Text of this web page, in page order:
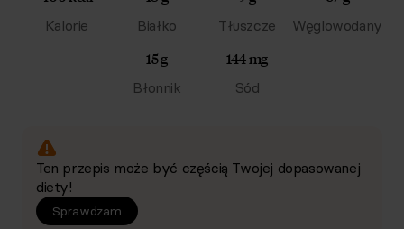
Kalorie Białko Tłuszcze Węglowodany
15 g
Błonnik
144 mg
Sód
Ten przepis może być częścią Twojej dopasowanej
diety!
Sprawdzam